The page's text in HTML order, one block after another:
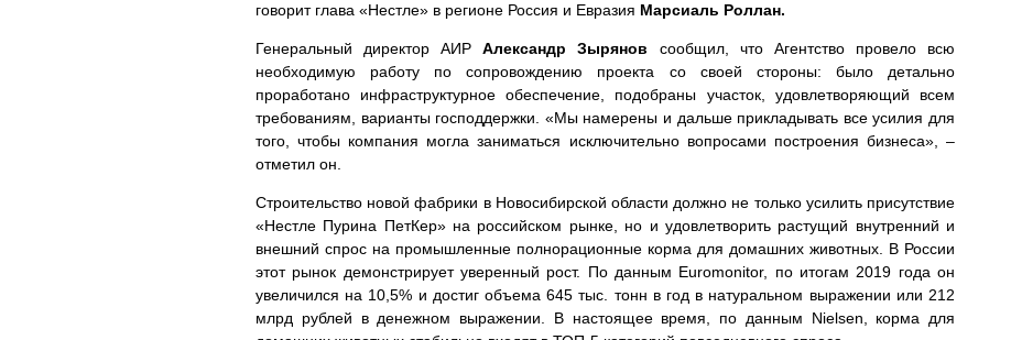
говорит глава «Нестле» в регионе Россия и Евразия Марсиаль Роллан.
Генеральный директор АИРАлександр Зырянов сообщил, что Агентство провело всю
необходимую работу по сопровождению проекта со своей стороны: было детально
проработано инфраструктурное обеспечение, подобраны участок, удовлетворяющий всем
требованиям, варианты господдержки. «Мы намерены и дальше прикладывать все усилия для
того, чтобы компания могла заниматься исключительно вопросами построения бизнеса», –
отметил он.
Строительство новой фабрики в Новосибирской области должно не только усилить присутствие
«Нестле Пурина ПетКер» на российском рынке, но и удовлетворить растущий внутренний и
внешний спрос на промышленные полнорационные корма для домашних животных. В России
этот рынок демонстрирует уверенный рост. По данным Euromonitor, по итогам 2019 года он
увеличился на 10,5% и достиг объема 645 тыс. тонн в год в натуральном выражении или 212
млрд рублей в денежном выражении. В настоящее время, по данным Nielsen, корма для